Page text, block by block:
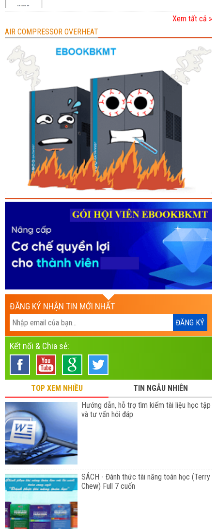
Xem tất cả »
AIR COMPRESSOR OVERHEAT
ĐĂNG KÝ NHẬN TIN MỚI NHẤT
Kết nối & Chia sẻ:
TOP XEM NHIỀU
TIN NGẪU NHIÊN
Hướng dẫn, hỗ trợ tìm kiếm tài liệu học tập
và tư vấn hỏi đáp
SÁCH - Đánh thức tài năng toán học (Terry
Chew) Full 7 cuốn